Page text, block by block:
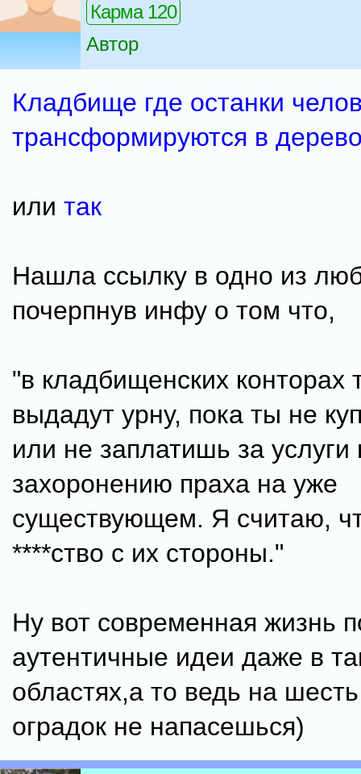
Карма 120
Автор
Кладбище где останки
трансформируются в
или так
Нашла ссылку в одно из
почерпнув инфу о том что,
"в кладбищенских конторах
выдадут урну, пока ты не
или не заплатишь за услуги
захоронению праха на уже
существующем. Я считаю,
****ство с их стороны."
Ну вот современная жизнь
аутентичные идеи даже в
областях,а то ведь на
оградок не напасешься)